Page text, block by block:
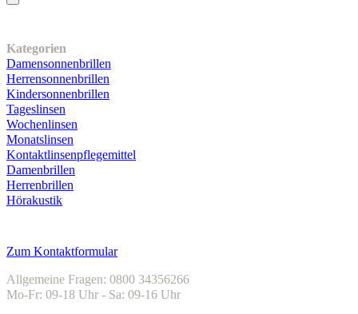
Kategorien
Damensonnenbrillen
Herrensonnenbrillen
Kindersonnenbrillen
Tageslinsen
Wochenlinsen
Monatslinsen
Kontaktlinsenpflegemittel
Damenbrillen
Herrenbrillen
Hörakustik
Zum Kontaktformular
Allgemeine Fragen: 0800 34356266
Mo-Fr: 09-18 Uhr - Sa: 09-16 Uhr